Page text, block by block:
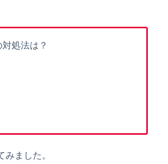
処法は？
ました。